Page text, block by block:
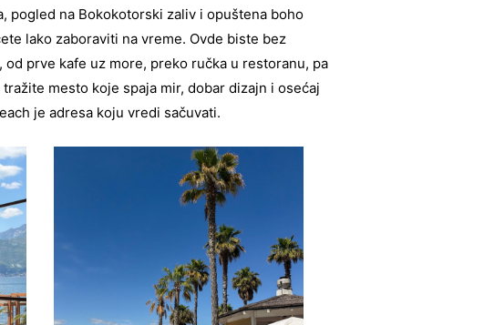
pogled na Bokokotorski zaliv i opuštena boho
lako zaboraviti na vreme. Ovde biste bez
prve kafe uz more, preko ručka u restoranu, pa
mesto koje spaja mir, dobar dizajn i osećaj
je adresa koju vredi sačuvati.